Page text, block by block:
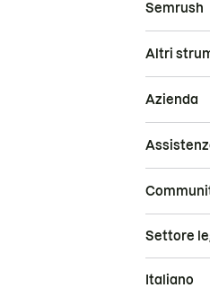
Semrush
Altri
Azienda
Settore
Italiano